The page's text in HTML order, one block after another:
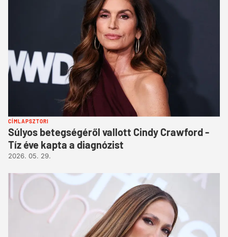
CÍMLAPSZTORI
Súlyos betegségéről vallott Cindy Crawford -
Tíz éve kapta a diagnózist
2026. 05. 29.